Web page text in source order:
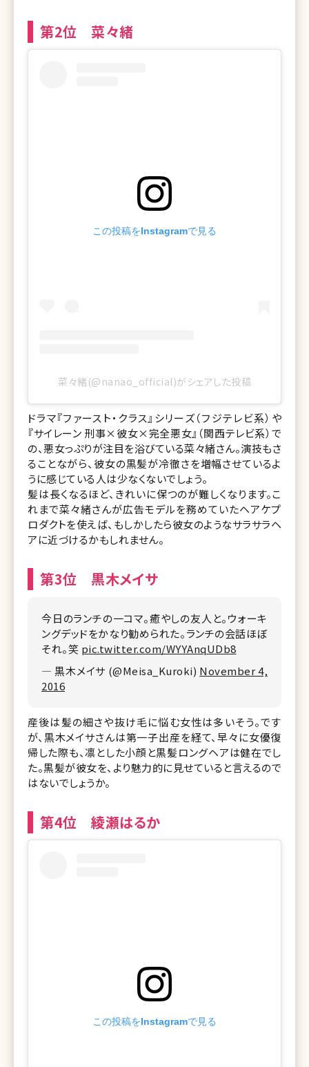
第2位 菜々緒
この投稿をInstagramで見る
菜々緒(@nanao_official)がシェアした投稿
ドラマ『ファースト・クラス』シリーズ（フジテレビ系）や
『サイレーン 刑事×彼女×完全悪女』（関西テレビ系）で
の、悪女っぷりが注目を浴びている菜々緒さん。演技もさ
ることながら、彼女の黒髪が冷徹さを増幅させているよ
うに感じている人は少なくないでしょう。
髪は長くなるほど、きれいに保つのが難しくなります。こ
れまで菜々緒さんが広告モデルを務めていたヘアケプ
ロダクトを使えば、もしかしたら彼女のようなサラサラヘ
アに近づけるかもしれません。
第3位 黒木メイサ
今日のランチの一コマ。癒やしの友人と。ウォーキ
ングデッドをかなり勧められた。ランチの会話ほぼ
それ。笑 pic.twitter.com/WYYAnqUDb8
— 黒木メイサ (@Meisa_Kuroki) November 4,
2016
産後は髪の細さや抜け毛に悩む女性は多いそう。です
が、黒木メイサさんは第一子出産を経て、早々に女優復
帰した際も、凛とした小顔と黒髪ロングヘアは健在でし
た。黒髪が彼女を、より魅力的に見せていると言えるので
はないでしょうか。
第4位 綾瀬はるか
この投稿をInstagramで見る